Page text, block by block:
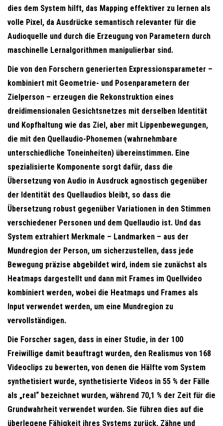
dies dem System hilft, das Mapping effektiver zu lernen als
volle Pixel, da Ausdrücke semantisch relevanter für die
Audioquelle und durch die Erzeugung von Parametern durch
maschinelle Lernalgorithmen manipulierbar sind.
Die von den Forschern generierten Expressionsparameter –
kombiniert mit Geometrie- und Posenparametern der
Zielperson – erzeugen die Rekonstruktion eines
dreidimensionalen Gesichtsnetzes mit derselben Identität
und Kopfhaltung wie das Ziel, aber mit Lippenbewegungen,
die mit den Quellaudio-Phonemen (wahrnehmbare
unterschiedliche Toneinheiten) übereinstimmen. Eine
spezialisierte Komponente sorgt dafür, dass die
Übersetzung von Audio in Ausdruck agnostisch gegenüber
der Identität des Quellaudios bleibt, so dass die
Übersetzung robust gegenüber Variationen in den Stimmen
verschiedener Personen und dem Quellaudio ist. Und das
System extrahiert Merkmale – Landmarken – aus der
Mundregion der Person, um sicherzustellen, dass jede
Bewegung präzise abgebildet wird, indem sie zunächst als
Heatmaps dargestellt und dann mit Frames im Quellvideo
kombiniert werden, wobei die Heatmaps und Frames als
Input verwendet werden, um eine Mundregion zu
vervollständigen.
Die Forscher sagen, dass in einer Studie, in der 100
Freiwillige damit beauftragt wurden, den Realismus von 168
Videoclips zu bewerten, von denen die Hälfte vom System
synthetisiert wurde, synthetisierte Videos in 55 % der Fälle
als „real“ bezeichnet wurden, während 70,1 % der Zeit für die
Grundwahrheit verwendet wurden. Sie führen dies auf die
überlegene Fähigkeit ihres Systems zurück, Zähne und